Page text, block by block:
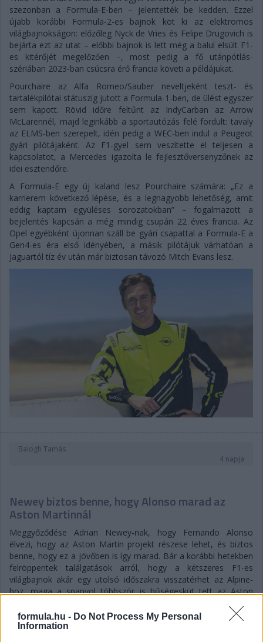
formula.hu - Do Not Process My Personal
Information
szezonban a Formula-E-ben – jelentették be kedden. Ezzel
újabb korábbi Formula-2-es bajnok köt ki az elektromos
világbajnokságon: előzőleg Nyck de Vries és Felipe Drugovich is
bejárta ezt az utat – előbbi bajnok is lett még a balul elsült F1-
es kitérőjét megelőzően –, most pedig a fő utánpótlás-
szériában 2023-ban csúcsra érő francia követi a példájukat.
Pourchaire az Alfa Romeo/Sauber neveltjeként teszt- és
tartalékpilótai státuszig jutott a Formula-1-ben, de ülést egyszer
sem kapott. Rövid időre feltűnt az IndyCarban az Arrow
McLarennél, majd leginkább a sportautózás felé fordult: tavaly
az ELMS-ben szerepelt, idén pedig a WEC-ben indul a Peugeot
gyári pilótájaként. Az F1-gyel sem veszítette el teljesen a
kapcsolatot, a Mercedes igazolta le fejlesztőversenyzőnek az
idei esztendőre.
A Formula-E egy új kaland lesz Pourchaire számára: „Ez a
karrierem következő lépése, és a legnagyobb lehetőség, amit
eddig kaptam együléses sorozatokban” – fogalmazott a
bejelentés kapcsán a még mindig csupán 22 éves francia. Az
Opel egyébként újonnan száll be gyári csapattal a Formula-E a
Gen4-es éra első idényében, a másik pilótájuk várhatóan a
Jaguartól tíz év után már biztosan távozó Mitch Evans lesz.
Balogh Tamás
4 napja
Newey biztos benne, hogy Alonso marad az
Aston Martinnál
Meggyőződése Adrian Newey-nak, hogy Fernando Alonso
élvezi, hogy az Aston Martin projekt részese lehet, és biztos
benne, hogy ez a jövőben is így marad. Bár a korábbi hetekben
felröppentek találgatások arról, hogy a kétszeres F1-es
világbajnok akár egy utolsó időszakra visszatérhet az Alpine-
hoz, maga a spanyol többször is hűségesküt tett az Aston
az még nem dőlt el, hogy versenyzői minőségben teszi-e ezt,
mivel utalt rá, hogy az új szabályrendszerben már nem élvezi